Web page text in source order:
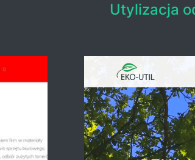
Utylizacja